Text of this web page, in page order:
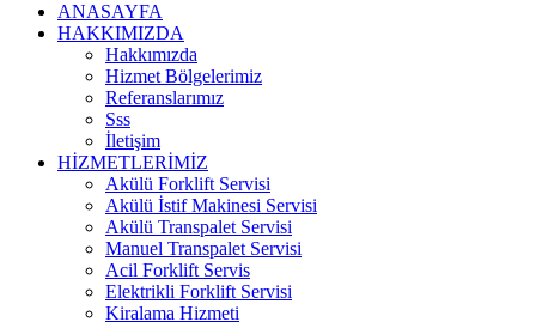
ANASAYFA
HAKKIMIZDA
Hakkımızda
Hizmet Bölgelerimiz
Referanslarımız
Sss
İletişim
HİZMETLERİMİZ
Akülü Forklift Servisi
Akülü İstif Makinesi Servisi
Akülü Transpalet Servisi
Manuel Transpalet Servisi
Acil Forklift Servis
Elektrikli Forklift Servisi
Kiralama Hizmeti